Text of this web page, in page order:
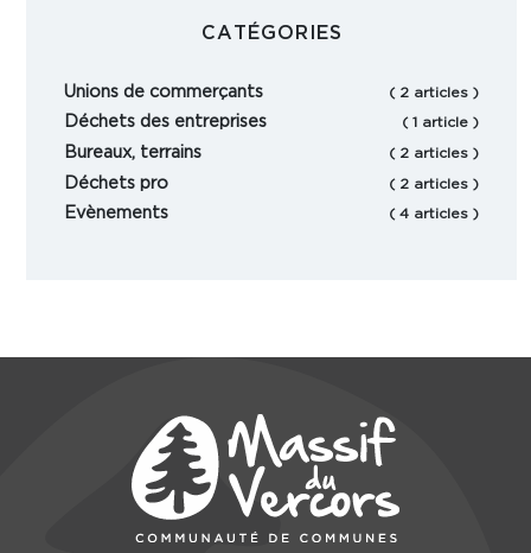
CATÉGORIES
Unions de commerçants ( 2 articles )
Déchets des entreprises ( 1 article )
Bureaux, terrains ( 2 articles )
Déchets pro ( 2 articles )
Evènements ( 4 articles )